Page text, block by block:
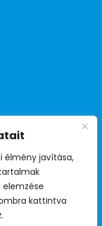
élmény javítása,
kattintva